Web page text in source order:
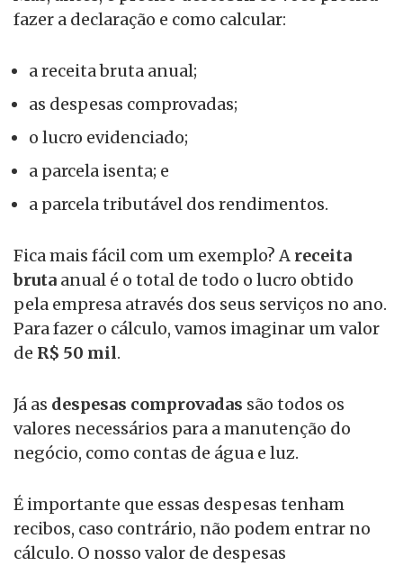
fazer a declaração e como calcular:
a receita bruta anual;
as despesas comprovadas;
o lucro evidenciado;
a parcela isenta; e
a parcela tributável dos rendimentos.
Fica mais fácil com um exemplo? A receita
bruta anual é o total de todo o lucro obtido
pela empresa através dos seus serviços no ano.
Para fazer o cálculo, vamos imaginar um valor
de R$ 50 mil.
Já as despesas comprovadas são todos os
valores necessários para a manutenção do
negócio, como contas de água e luz.
É importante que essas despesas tenham
recibos, caso contrário, não podem entrar no
cálculo. O nosso valor de despesas